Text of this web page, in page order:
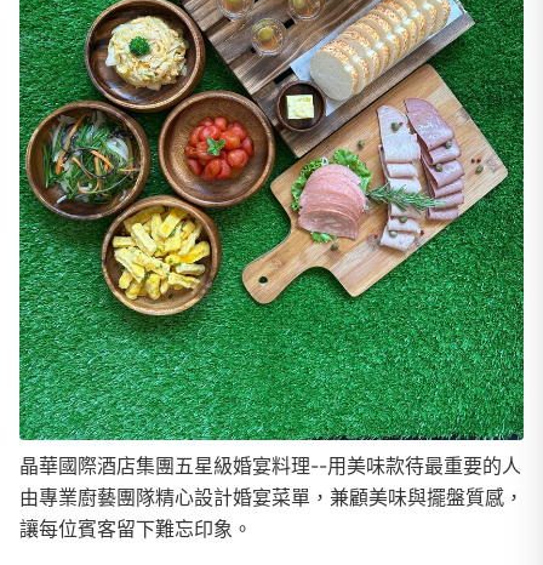
晶華國際酒店集團五星級婚宴料理--用美味款待最重要的人
由專業廚藝團隊精心設計婚宴菜單，兼顧美味與擺盤質感，
讓每位賓客留下難忘印象。